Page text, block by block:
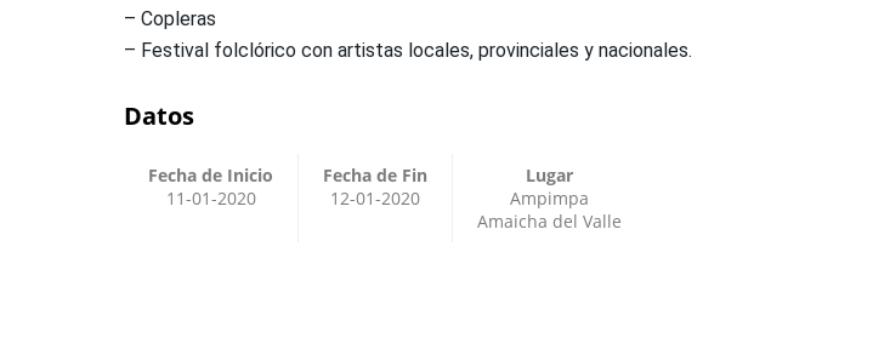
– Copleras
– Festival folclórico con artistas locales, provinciales y nacionales.
Datos
Fecha de Inicio
11-01-2020
Fecha de Fin
12-01-2020
Lugar
Ampimpa
Amaicha del Valle